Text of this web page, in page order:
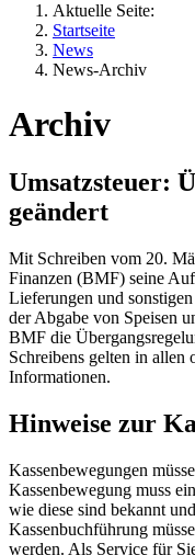
Aktuelle Seite:
Startseite
News
News-Archiv
Archiv
Umsatzsteuer:
geändert
Mit Schreiben vom 20.
Finanzen (BMF) seine
Lieferungen und
der Abgabe von Speisen
BMF die
Schreibens gelten in allen
Informationen.
Hinweise zur
Kassenbewegungen
Kassenbewegung muss
wie diese sind bekannt
Kassenbuchführung
werden. Als Service für